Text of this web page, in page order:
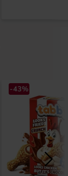
-43%